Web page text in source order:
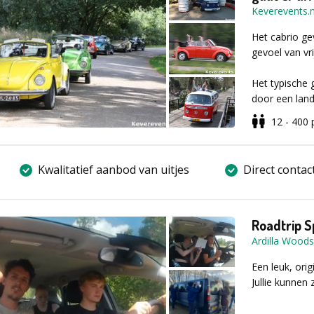
die spelers
ervaring
Finale -
in de
met een
plek om
worden jullie
Vervolgens
vinden jullie
uitdagende
Het is ook
Het cabrio
gevoel van
Het typische
door een
reclamevrije
van
Na een korte
het track-
te volgen.
van uw
12 - 400
Kwalitatief aanbod van uitjes Direct
Roadtrip
Ardilla Woods
Een leuk,
Jullie kunnen